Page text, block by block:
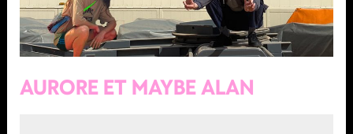
AURORE ET MAYBE ALAN